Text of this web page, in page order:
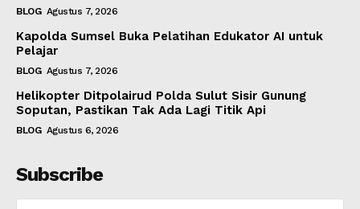
BLOG Agustus 7, 2026
Kapolda Sumsel Buka Pelatihan Edukator AI untuk
Pelajar
BLOG Agustus 7, 2026
Helikopter Ditpolairud Polda Sulut Sisir Gunung
Soputan, Pastikan Tak Ada Lagi Titik Api
BLOG Agustus 6, 2026
Subscribe